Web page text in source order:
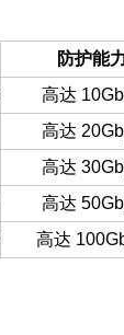
防护能
高达
高达
高达
高达
高达